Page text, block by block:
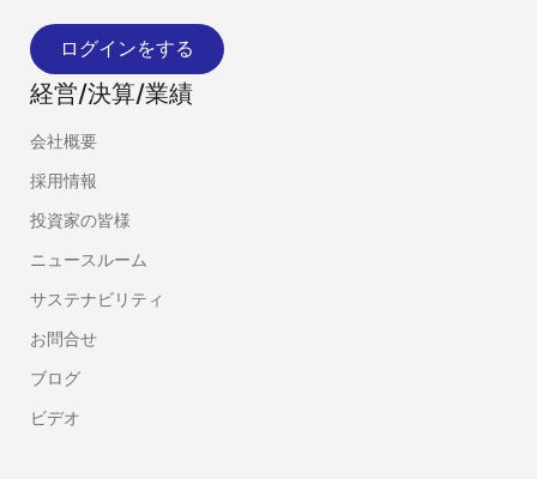
ログインをする
経営/決算/業績
会社概要
採用情報
投資家の皆様
ニュースルーム
サステナビリティ
お問合せ
ブログ
ビデオ